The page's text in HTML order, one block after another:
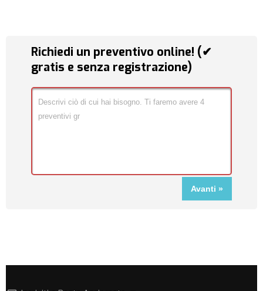
Richiedi un preventivo online! (✔
gratis e senza registrazione)